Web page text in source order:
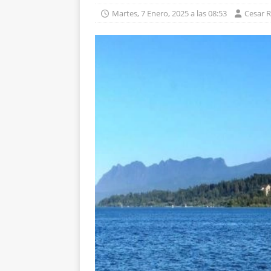
Martes, 7 Enero, 2025 a las 08:53 Cesar